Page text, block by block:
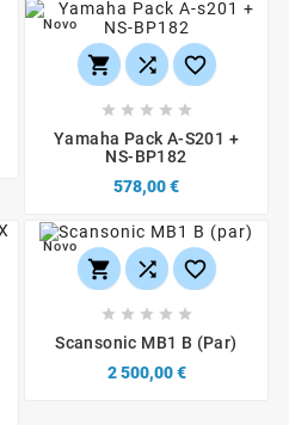
Novo
  
    
Yamaha Pack A-S201 +
NS-BP182
578,00 €
Novo
  
    
Scansonic MB1 B (par)
2 500,00 €